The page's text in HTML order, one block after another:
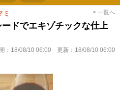
> 一覧へ
ードでエキゾチックな仕上
： 18/08/10 06:00 更新： 18/08/10 06:00